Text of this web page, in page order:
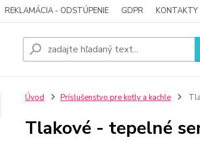
REKLAMÁCIA - ODSTÚPENIE GDPR KONTAKTY
Úvod Príslušenstvo pre kotly a kachle
Tlakové - tepelné